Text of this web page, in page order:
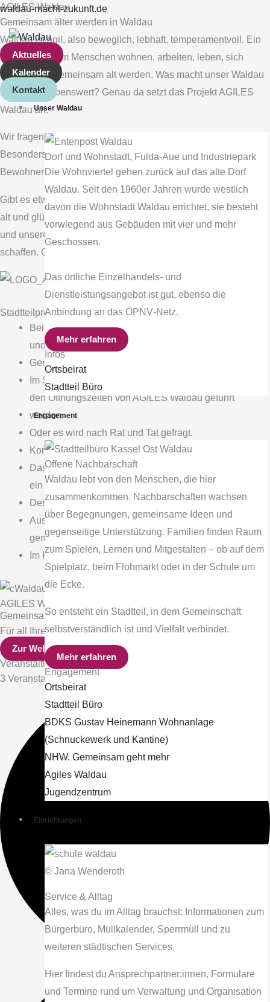
Zum
Inhalt
springen
waldau-macht-zukunft.de
Aktuelles
Kalender
Kontakt
Main
Menu
Unser Waldau
Dorf und Wohnstadt, Fulda‐Aue und Industriepark
Die Wohnviertel gehen zurück auf das alte Dorf
Waldau. Seit den 1960er Jahren wurde westlich
davon die Wohnstadt Waldau errichtet, sie besteht
vorwiegend aus Gebäuden mit vier und mehr
Geschossen.
Das örtliche Einzelhandels‐ und
Dienstleistungsangebot ist gut, ebenso die
Anbindung an das ÖPNV‐Netz.
Mehr erfahren
Infos
Ortsbeirat
Stadtteil Büro
Engagement
Offene Nachbarschaft
Waldau lebt von den Menschen, die hier
zusammenkommen. Nachbarschaften wachsen
über Begegnungen, gemeinsame Ideen und
gegenseitige Unterstützung. Familien finden Raum
zum Spielen, Lernen und Mitgestalten – ob auf dem
Spielplatz, beim Flohmarkt oder in der Schule um
die Ecke.
So entsteht ein Stadtteil, in dem Gemeinschaft
selbstverständlich ist und Vielfalt verbindet.
Mehr erfahren
Engagement
Ortsbeirat
Stadtteil Büro
BDKS Gustav Heinemann Wohnanlage
(Schnuckewerk und Kantine)
NHW. Gemeinsam geht mehr
Agiles Waldau
Jugendzentrum
Einrichtungen
© Jana Wenderoth
Service & Alltag
Alles, was du im Alltag brauchst: Informationen zum
Bürgerbüro, Müllkalender, Sperrmüll und zu
weiteren städtischen Services.
Hier findest du Ansprechpartner:innen, Formulare
und Termine rund um Verwaltung und Organisation
AGILES Waldau
Gemeinsam älter werden in Waldau
Waldau ist agil, also beweglich, lebhaft, temperamentvoll. Ein
Stadtteil, in dem Menschen wohnen, arbeiten, leben, sich
engagieren, gemeinsam alt werden. Was macht unser Waldau
schön und lebenswert? Genau da setzt das Projekt AGILES
Waldau an.
Wir fragen Sie, die Waldauer, was Ihren Stadtteil ausmacht.
Besonders haben wir dabei die älteren Bewohnerinnen und
Bewohner im Blick.
Gibt es etwas, was getan werden muss? Wie möchten wir hier
alt und glücklich sein? Zuallererst geht es um uns Menschen
und unsere Begegnungen. Wir wollen gemeinsam Neues
schaffen. Gemeinschaft entdecken. Orte beleben.
Stadtteilprojekt
Bei AGILES Waldau stehen die Waldauer Seniorinnen
und Senioren im Mittelpunkt.
Gemeinsame Aktivitäten steigern die Lebensqualität.
Im Stadtteilbüro kann einfach ein nettes Gespräch zu
den Öffnungszeiten von AGILES Waldau geführt
werden.
Oder es wird nach Rat und Tat gefragt.
Kommen Sie gern vorbei.
Das Waldauer Kaffeestündchen bietet einmal im Monat
ein schönes Zusammensein.
Der Waffelnachmittag ist ebenfalls sehr beliebt.
Ausflüge und Museumsbesuche unternehmen wir gern
gemeinsam.
Im Kalender finden Sie alle Termine.
AGILES Waldau
Gemeinsam älter werden in Waldau
Für all Ihre Ideen und Fragen rund ums Älterwerden in Waldau.
Zur Webseite
Veranstaltungen - Gemeinschaft in Waldau erleben
3 Veranstaltungen gefunden.
Veranstaltungen